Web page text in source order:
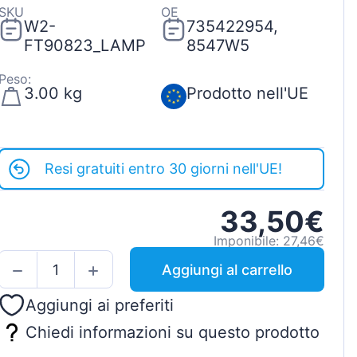
W2-
FT90823_LAMP
OE
735422954,
8547W5
3.00 kg Prodotto nell'UE
Resi gratuiti entro 30 giorni nell'UE!
33,50€
Imponibile: 27,46€
Aggiungi al carrello
Aggiungi ai preferiti
Chiedi informazioni su questo prodotto